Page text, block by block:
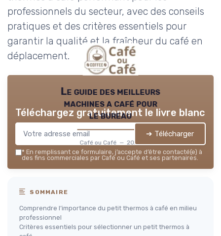
professionnels du secteur, avec des conseils
pratiques et des critères essentiels pour
garantir la qualité et la fraîcheur du café en
déplacement.
Le guide des meilleurs
machines a café pour
le bureau
Café ou Café — 2026
Téléchargez gratuitement le livre blanc
➔ Télécharger
* En remplissant ce formulaire, j’accepte d’être contacté(e) à
des fins commerciales par Café ou Café et ses partenaires.
SOMMAIRE
Comprendre l’importance du petit thermos à café en milieu
professionnel
Critères essentiels pour sélectionner un petit thermos à